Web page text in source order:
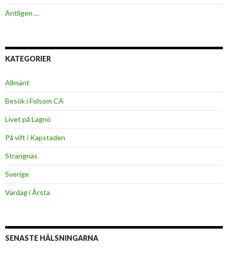
Äntligen …
KATEGORIER
Allmänt
Besök i Folsom CA
Livet på Lagnö
På vift i Kapstaden
Strängnäs
Sverige
Vardag i Årsta
SENASTE HÄLSNINGARNA